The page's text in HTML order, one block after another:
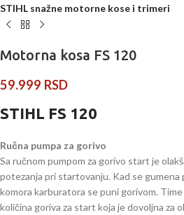
STIHL snažne motorne kose i trimeri
Motorna kosa FS 120
59.999 RSD
STIHL FS 120
Ručna pumpa za gorivo
Sa ručnom pumpom za gorivo start je
potezanja pri startovanju. Kad se
komora karburatora se puni gorivom.
količina goriva za start koja je dovoljna za